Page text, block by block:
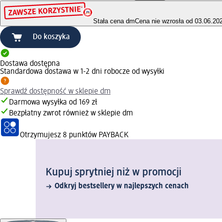
Stała cena dmCena nie wzrosła od
Do koszyka
Dostawa dostępna
Standardowa dostawa w 1-2 dni robocze od wysyłki
Sprawdź dostępność w sklepie dm
Darmowa wysyłka od 169 zł
Bezpłatny zwrot również w sklepie dm
Otrzymujesz 8 punktów PAYBACK
Kupuj sprytniej niż w promocji
Odkryj bestsellery w najlepszych cenach